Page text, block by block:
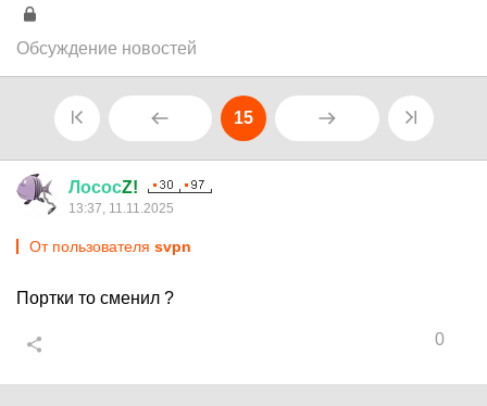
Обсуждение новостей
15
ЛососZ!
13:37, 11.11.2025
От пользователя svpn
Портки то сменил ?
0